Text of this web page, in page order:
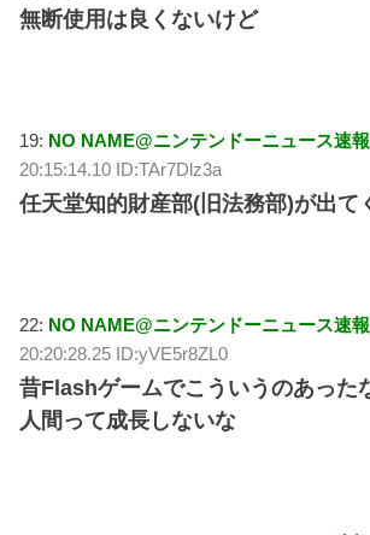
無断使用は良くないけど
19: NO NAME@ニンテンドーニュース速報
20:15:14.10 ID:TAr7Dlz3a
任天堂知的財産部(旧法務部)が出て
22: NO NAME@ニンテンドーニュース速報
20:20:28.25 ID:yVE5r8ZL0
昔Flashゲームでこういうのあった
人間って成長しないな